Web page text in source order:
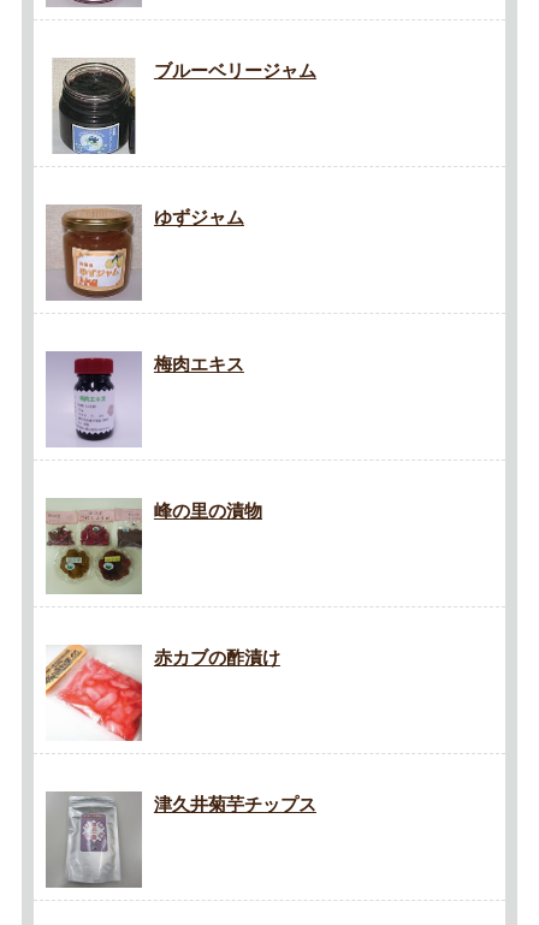
ブルーベリージャム
ゆずジャム
梅肉エキス
峰の里の漬物
赤カブの酢漬け
津久井菊芋チップス